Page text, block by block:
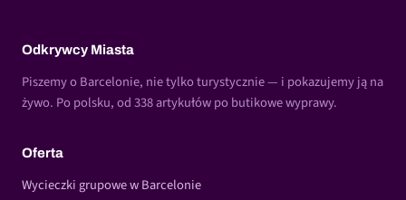
Odkrywcy Miasta
Piszemy o Barcelonie, nie tylko turystycznie — i pokazujemy ją na
żywo. Po polsku, od 338 artykułów po butikowe wyprawy.
Oferta
Wycieczki grupowe w Barcelonie